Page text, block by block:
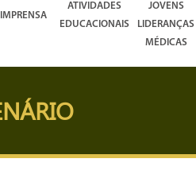
IMPRENSA
ATIVIDADES
EDUCACIONAIS
JOVENS
LIDERANÇAS
MÉDICAS